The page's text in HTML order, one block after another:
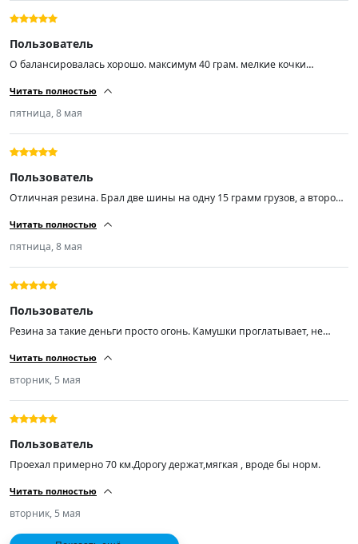
Пользователь
О балансировалась хорошо. максимум 40 грам. мелкие кочки
Читать полностью
пятница, 8 мая
Пользователь
Отличная резина. Брал две шины на одну 15 грамм грузов, а второй
Читать полностью
пятница, 8 мая
Пользователь
Резина за такие деньги просто огонь. Камушки проглатывает, не
самое главное лучше нашей раз в 100.
Читать полностью
вторник, 5 мая
Пользователь
Проехал примерно 70 км.Дорогу держат,мягкая , вроде бы норм.
Читать полностью
вторник, 5 мая